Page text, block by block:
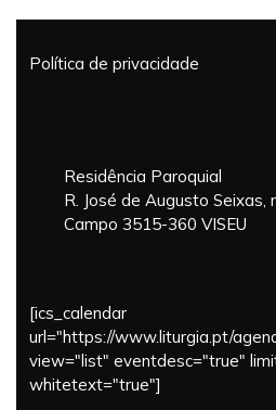
Política de privacidade
Residência Paroquial
R. José de Augusto Seixas,
Campo 3515-360 VISEU
[ics_calendar
url="https://www.liturgia.pt/
view="list" eventdesc="true"
whitetext="true"]